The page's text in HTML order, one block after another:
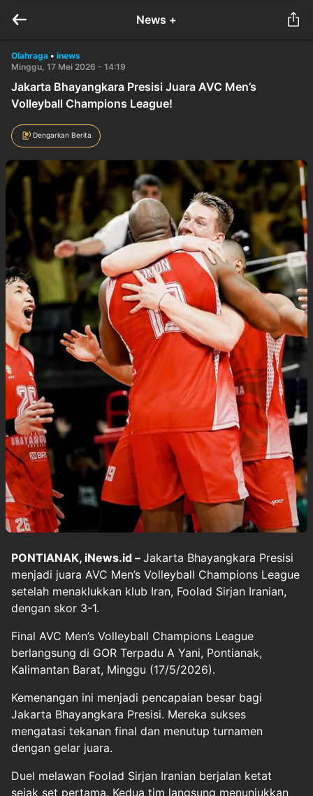
News +
Olahraga • inews
Minggu, 17 Mei 2026 - 14:19
Jakarta Bhayangkara Presisi Juara AVC Men’s
Volleyball Champions League!
Dengarkan Berita
PONTIANAK, iNews.id – Jakarta Bhayangkara Presisi
menjadi juara AVC Men’s Volleyball Champions League
setelah menaklukkan klub Iran, Foolad Sirjan Iranian,
dengan skor 3-1.
Final AVC Men’s Volleyball Champions League
berlangsung di GOR Terpadu A Yani, Pontianak,
Kalimantan Barat, Minggu (17/5/2026).
Kemenangan ini menjadi pencapaian besar bagi
Jakarta Bhayangkara Presisi. Mereka sukses
mengatasi tekanan final dan menutup turnamen
dengan gelar juara.
Duel melawan Foolad Sirjan Iranian berjalan ketat
sejak set pertama. Kedua tim langsung menunjukkan